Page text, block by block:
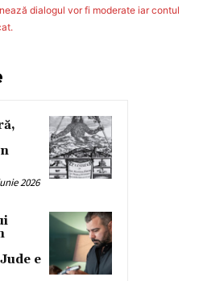
dialogul vor fi moderate iar contul
2026
e